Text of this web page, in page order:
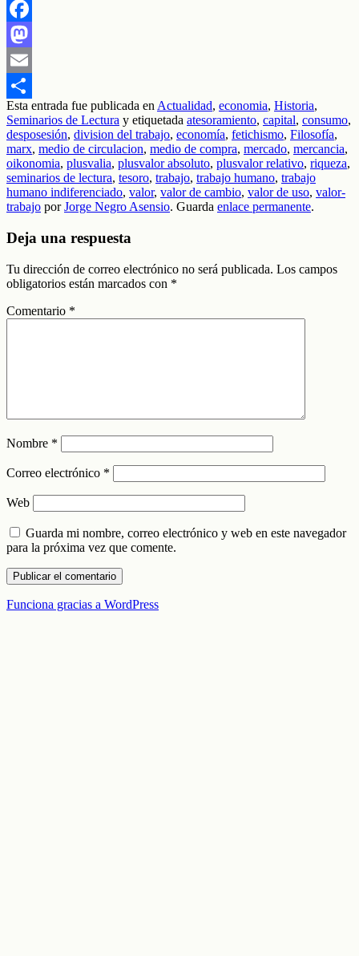
Facebook
Mastodon
Email
Compartir
Esta entrada fue publicada enActualidad, economia, Historia,
Seminarios de Lectura y etiquetada atesoramiento, capital, consumo,
desposesión, division del trabajo, economía, fetichismo, Filosofía,
marx, medio de circulacion, medio de compra, mercado, mercancia,
oikonomia, plusvalia, plusvalor absoluto, plusvalor relativo, riqueza,
seminarios de lectura, tesoro, trabajo, trabajo humano, trabajo
humano indiferenciado, valor, valor de cambio, valor de uso, valor-
trabajo porJorge Negro Asensio. Guarda enlace permanente.
Deja una respuesta
Tu dirección de correo electrónico no será publicada. Los campos
obligatorios están marcados con *
Comentario *
Nombre *
Correo electrónico *
Web
Guarda mi nombre, correo electrónico y web en este navegador
para la próxima vez que comente.
Funciona gracias a WordPress